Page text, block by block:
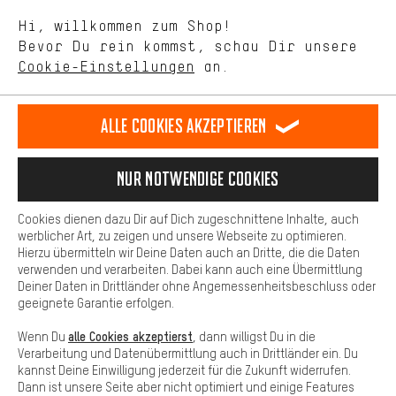
Sprache"
Deutsch
DE english
EN español
ES français
FR
VERTRAG WIDERRUFEN Aachener Community Affiliateprogramm
Datenschutz Allgemeine Geschäftsbedingungen
Hinweisgebersystem Hinweise zur Batterieentsorgung
Cookie-Einstellungen Kontrast ändern
Alle Preise verstehen sich in Euro und exkl. MwSt zuzüglich
Versandkostenfür Lieferung nachUSA.
Hi, willkommen zum Shop!
Bevor Du rein kommst, schau Dir unsere
Cookie-Einstellungen an.
selbst Einfluss auf die Verbesserung unserer Webseite und
unseres Shop-Angebots.
Dein Shopping-Erlebnis wird komfortabler. Mit Komfort-Cookies
stellen wir Verknüpfungen zu Social Media Plattformen her. So
können wir dir weitere nützliche Inhalte und Informationen zur
Verfügung stellen. Zudem hast du die Möglichkeit zusätzliche
Services zu nutzen, die es dir erleichtern die richtigen Produkte zu
finden. Beispielsweise bieten wir eine Chat-Funktion an, damit
Fragen schnell und unkompliziert beantwortet werden können.
Basis
Basis-Cookies gewährleisten, dass Du unsere Webseite
grundsätzlich nutzen kannst.
Alle Cookies akzeptieren
Nur Notwendige Cookies
Cookies dienen dazu Dir auf Dich zugeschnittene Inhalte, auch
werblicher Art, zu zeigen und unsere Webseite zu optimieren.
Hierzu übermitteln wir Deine Daten auch an Dritte, die die Daten
verwenden und verarbeiten. Dabei kann auch eine Übermittlung
Deiner Daten in Drittländer ohne Angemessenheitsbeschluss oder
geeignete Garantie erfolgen.
Wenn Du alle Cookies akzeptierst , dann willigst Du in die
Verarbeitung und Datenübermittlung auch in Drittländer ein. Du
kannst Deine Einwilligung jederzeit für die Zukunft widerrufen.
Dann ist unsere Seite aber nicht optimiert und einige Features